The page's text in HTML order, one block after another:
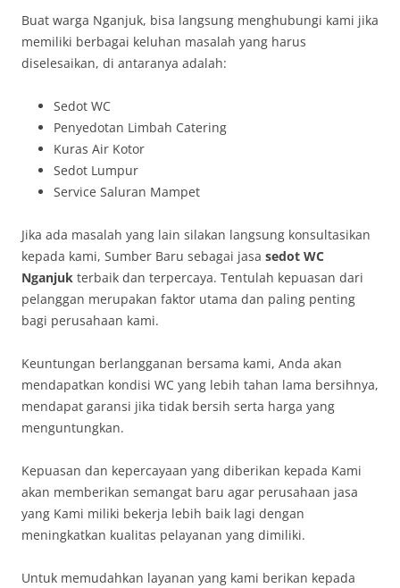
Buat warga Nganjuk, bisa langsung menghubungi kami jika
memiliki berbagai keluhan masalah yang harus
diselesaikan, di antaranya adalah:
Sedot WC
Penyedotan Limbah Catering
Kuras Air Kotor
Sedot Lumpur
Service Saluran Mampet
Jika ada masalah yang lain silakan langsung konsultasikan
kepada kami, Sumber Baru sebagai jasa sedot WC
Nganjuk terbaik dan terpercaya. Tentulah kepuasan dari
pelanggan merupakan faktor utama dan paling penting
bagi perusahaan kami.
Keuntungan berlangganan bersama kami, Anda akan
mendapatkan kondisi WC yang lebih tahan lama bersihnya,
mendapat garansi jika tidak bersih serta harga yang
menguntungkan.
Kepuasan dan kepercayaan yang diberikan kepada Kami
akan memberikan semangat baru agar perusahaan jasa
yang Kami miliki bekerja lebih baik lagi dengan
meningkatkan kualitas pelayanan yang dimiliki.
Untuk memudahkan layanan yang kami berikan kepada